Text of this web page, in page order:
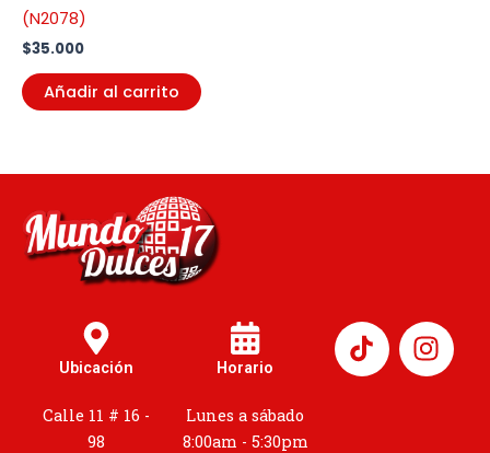
(N2078)
$35.000
Añadir al carrito
Ubicación
Calle 11 # 16 -
98
Horario
Lunes a sábado
8:00am - 5:30pm
I
n
s